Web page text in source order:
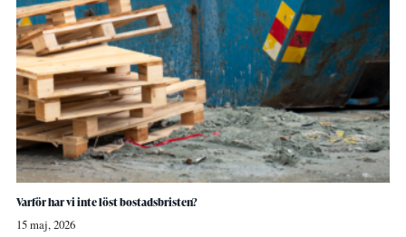
Varför har vi inte löst bostadsbristen?
15 maj, 2026